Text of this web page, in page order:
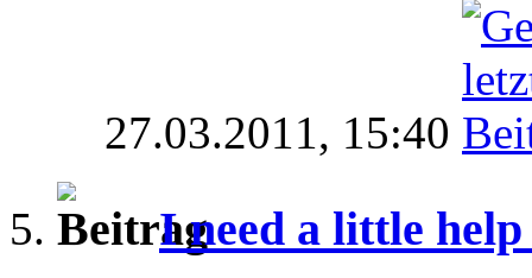
27.03.2011, 15:40
I need a little